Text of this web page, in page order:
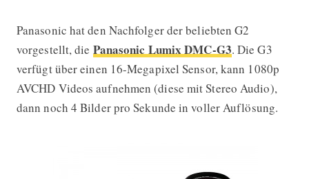
Panasonic Lumix G3 vorgestellt
Panasonic hat den Nachfolger der beliebten G2
vorgestellt, die Panasonic Lumix DMC-G3. Die G3
verfügt über einen 16-Megapixel Sensor, kann 1080p
AVCHD Videos aufnehmen (diese mit Stereo Audio),
dann noch 4 Bilder pro Sekunde in voller Auflösung.